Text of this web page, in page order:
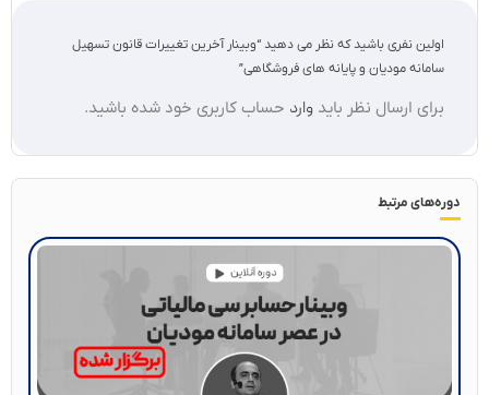
اولین نفری باشید که نظر می دهید “وبینار آخرین تغییرات قانون تسهیل
سامانه مودیان و پایانه های فروشگاهی”
برای ارسال نظر باید وارد حساب کاربری خود شده باشید.
دوره‌های مرتبط